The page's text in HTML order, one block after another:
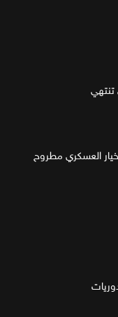
العسكري مطروح